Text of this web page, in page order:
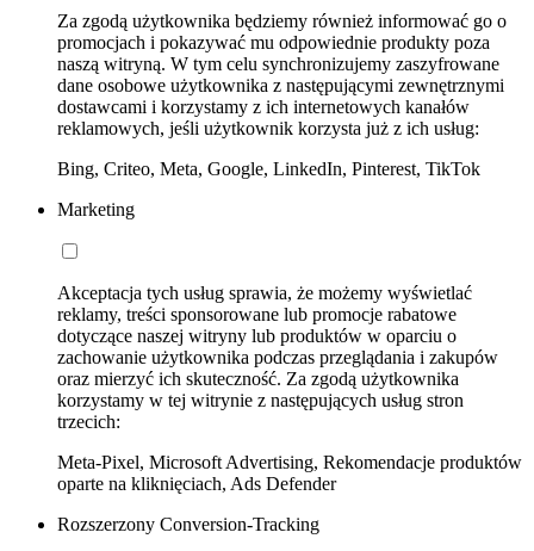
Za zgodą użytkownika będziemy również informować go o
promocjach i pokazywać mu odpowiednie produkty poza
naszą witryną. W tym celu synchronizujemy zaszyfrowane
dane osobowe użytkownika z następującymi zewnętrznymi
dostawcami i korzystamy z ich internetowych kanałów
reklamowych, jeśli użytkownik korzysta już z ich usług:
Bing, Criteo, Meta, Google, LinkedIn, Pinterest, TikTok
Marketing
Akceptacja tych usług sprawia, że możemy wyświetlać
reklamy, treści sponsorowane lub promocje rabatowe
dotyczące naszej witryny lub produktów w oparciu o
zachowanie użytkownika podczas przeglądania i zakupów
oraz mierzyć ich skuteczność. Za zgodą użytkownika
korzystamy w tej witrynie z następujących usług stron
trzecich:
Meta-Pixel, Microsoft Advertising, Rekomendacje produktów
oparte na kliknięciach, Ads Defender
Rozszerzony Conversion-Tracking